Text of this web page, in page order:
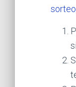
sorteo